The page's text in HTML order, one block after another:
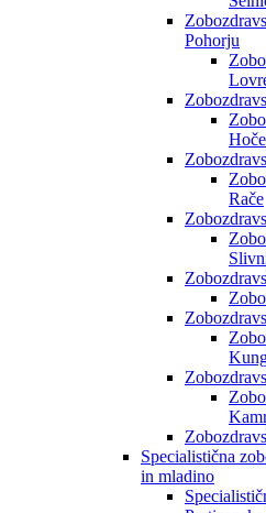
Pohorju
Hoče
Rače
Specialistična
in mladino